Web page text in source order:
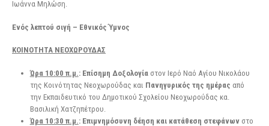
Ιωάννα Μηλώση.
Ενός λεπτού σιγή – Εθνικός Ύμνος
ΚΟΙΝΟΤΗΤΑ ΝΕΟΧΩΡΟΥΔΑΣ
Ώρα 10:00 π.μ.: Επίσημη Δοξολογίαστον Ιερό Ναό Αγίου Νικολάου
της Κοινότητας Νεοχωρούδας και Πανηγυρικός της ημέρας από
την Εκπαιδευτικό του Δημοτικού Σχολείου Νεοχωρούδας κα.
Βασιλική Χατζηπέτρου.
Ώρα 10:30 π.μ.: Επιμνημόσυνη δέηση και κατάθεση στεφάνωνστο